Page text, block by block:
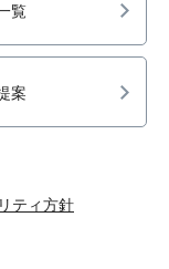
覧
案
ティ方針